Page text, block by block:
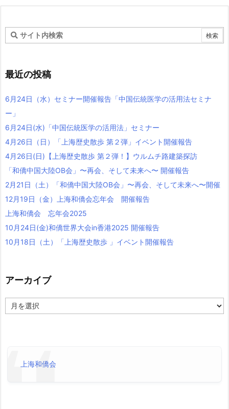
最近の投稿
6月24日（水）セミナー開催報告「中国伝統医学の活用法セミナ
ー」
6月24日(水)「中国伝統医学の活用法」セミナー
4月26日（日）「上海歴史散歩 第２弾」イベント開催報告
4月26日(日)【上海歴史散歩 第２弾！】ウルムチ路建築探訪
「和僑中国大陸OB会」〜再会、そして未来へ〜 開催報告
2月21日（土）「和僑中国大陸OB会」〜再会、そして未来へ〜開催
12月19日（金）上海和僑会忘年会 開催報告
上海和僑会 忘年会2025
10月24日(金)和僑世界大会in香港2025 開催報告
10月18日（土）「上海歴史散歩 」イベント開催報告
アーカイブ
ー
上海和僑会